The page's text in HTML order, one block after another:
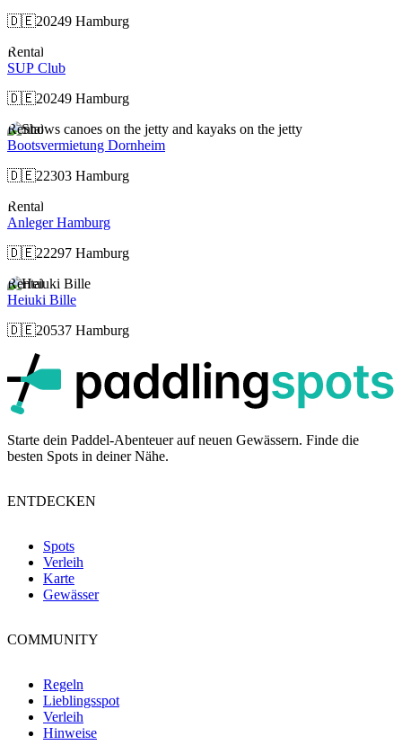
🇩🇪20249 Hamburg
Rental
SUP Club
🇩🇪20249 Hamburg
Rental
Bootsvermietung Dornheim
🇩🇪22303 Hamburg
Rental
Anleger Hamburg
🇩🇪22297 Hamburg
Rental
Heiuki Bille
🇩🇪20537 Hamburg
Starte dein Paddel-Abenteuer auf neuen Gewässern. Finde die
besten Spots in deiner Nähe.
ENTDECKEN
Spots
Verleih
Karte
Gewässer
COMMUNITY
Regeln
Lieblingsspot
Verleih
Hinweise